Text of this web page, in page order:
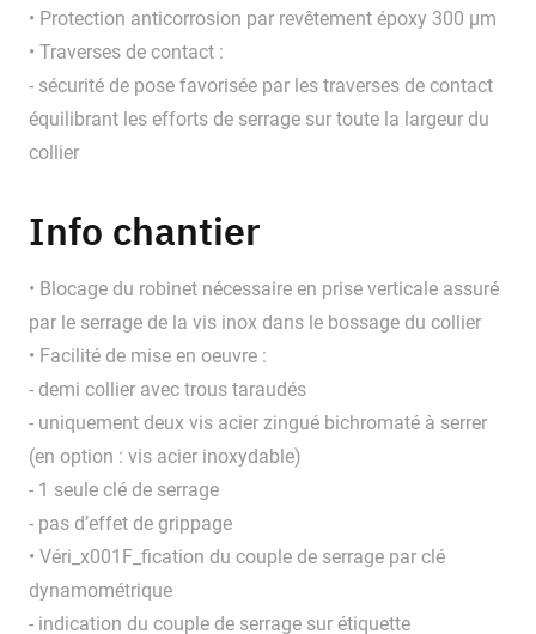
• Protection anticorrosion par revêtement époxy 300 μm
• Traverses de contact :
- sécurité de pose favorisée par les traverses de contact
équilibrant les efforts de serrage sur toute la largeur du
collier
Info chantier
• Blocage du robinet nécessaire en prise verticale assuré
par le serrage de la vis inox dans le bossage du collier
• Facilité de mise en oeuvre :
- demi collier avec trous taraudés
- uniquement deux vis acier zingué bichromaté à serrer
(en option : vis acier inoxydable)
- 1 seule clé de serrage
- pas d’effet de grippage
• Véri_x001F_fication du couple de serrage par clé
dynamométrique
- indication du couple de serrage sur étiquette